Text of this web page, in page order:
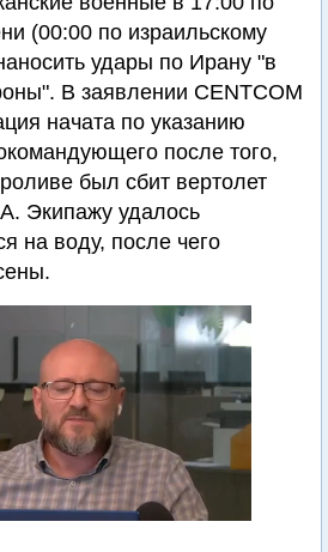
(00:00 по израильскому
удары по Ирану "в
В заявлении CENTCOM
начата по указанию
после того,
был сбит вертолет
Экипажу удалось
на воду, после чего